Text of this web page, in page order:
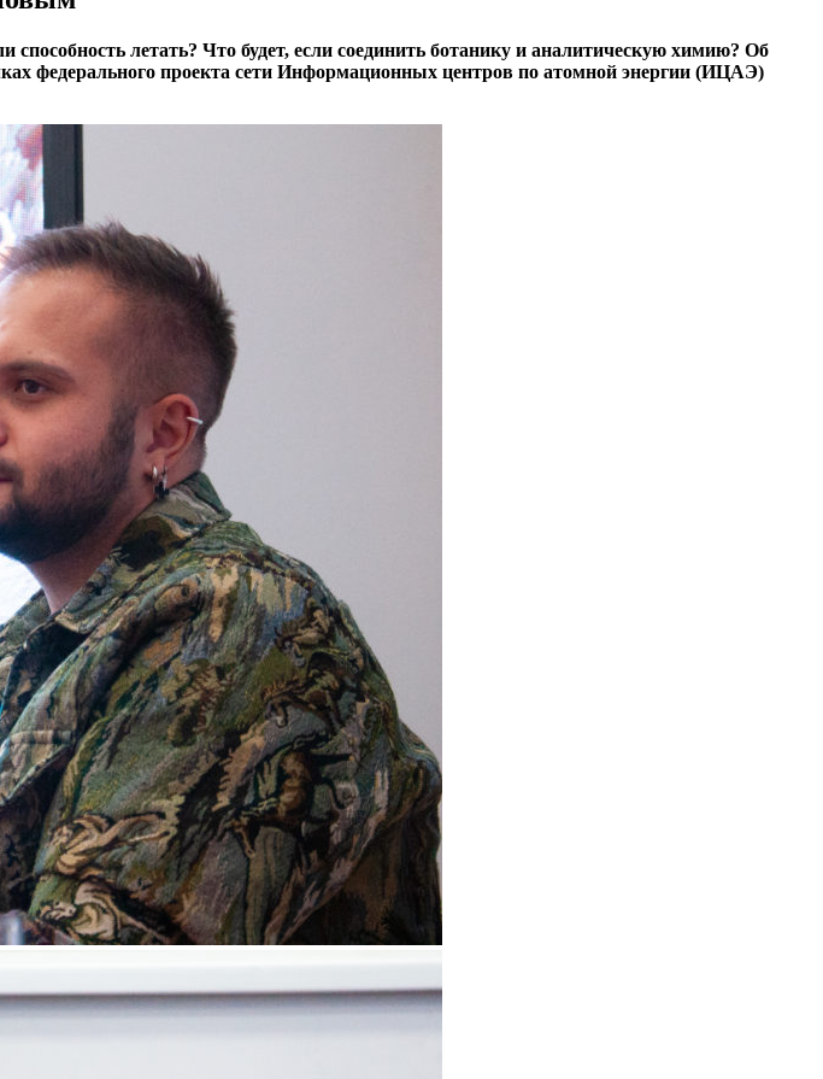
летать? Что будет, если соединить ботанику и аналитическую химию? Об
федерального проекта сети Информационных центров по атомной энергии (ИЦАЭ)